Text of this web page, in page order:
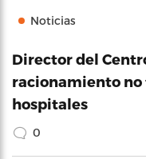
Noticias
Director del
racionamiento no
hospitales
0